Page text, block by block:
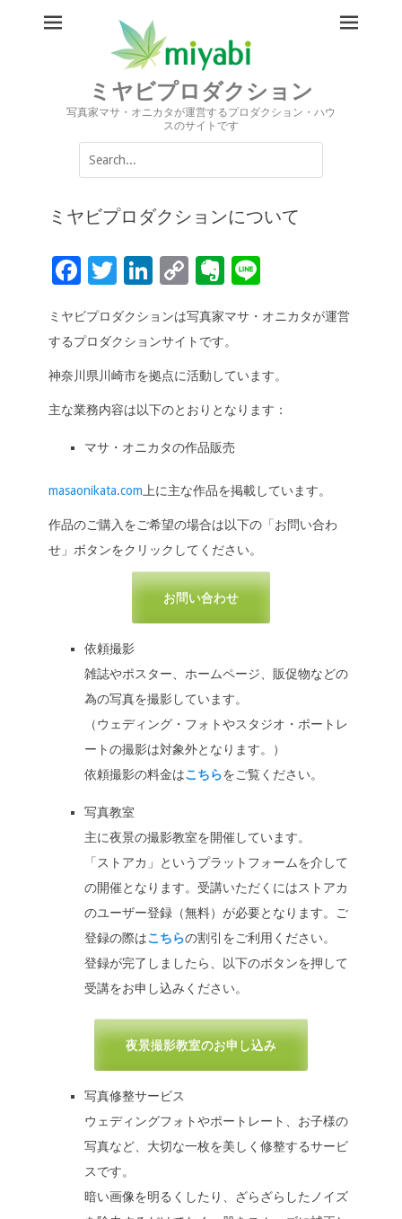
ミヤビプロダクション
写真家マサ・オニカタが運営するプロダクション・ハウ
スのサイトです
Search
for:
ミヤビプロダクションについて
F
e
b
o
o
k
T
tt
er
Li
k
e
dI
n
C
p
y
Li
n
k
Ev
n
ot
e
e
ミヤビプロダクションは写真家マサ・オニカタが運営
するプロダクションサイトです。
神奈川県川崎市を拠点に活動しています。
主な業務内容は以下のとおりとなります：
マサ・オニカタの作品販売
masaonikata.com 上に主な作品を掲載しています。
作品のご購入をご希望の場合は以下の「お問い合わ
せ」ボタンをクリックしてください。
お問い合わせ
依頼撮影
雑誌やポスター、ホームページ、販促物などの
為の写真を撮影しています。
（ウェディング・フォトやスタジオ・ポートレ
ートの撮影は対象外となります。）
依頼撮影の料金はこちらをご覧ください。
写真教室
主に夜景の撮影教室を開催しています。
「ストアカ」というプラットフォームを介して
の開催となります。受講いただくにはストアカ
のユーザー登録（無料）が必要となります。ご
登録の際はこちらの割引をご利用ください。
登録が完了しましたら、以下のボタンを押して
受講をお申し込みください。
夜景撮影教室のお申し込み
写真修整サービス
ウェディングフォトやポートレート、お子様の
写真など、大切な一枚を美しく修整するサービ
スです。
暗い画像を明るくしたり、ざらざらしたノイズ